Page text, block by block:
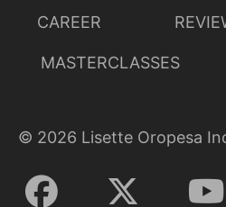
CAREER
MASTERCLASSES
© 2026 Lisette Oropesa